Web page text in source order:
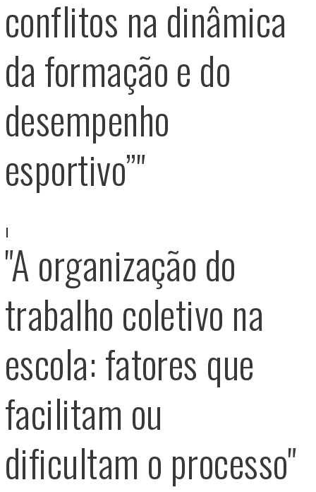
conflitos na dinâmica
da formação e do
desempenho
esportivo”"
"A organização do
trabalho coletivo na
escola: fatores que
facilitam ou
dificultam o processo"